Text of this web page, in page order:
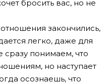
бросить вас, но не
закончились,
легко, даже для
понимаем, что
но наступает
осознаешь, что